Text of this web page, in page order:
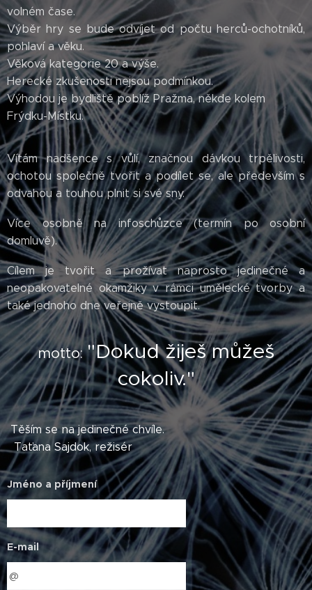
volném čase.
Výběr hry se bude odvíjet od počtu herců-ochotníků,
pohlaví a věku.
Věková kategorie 20 a výše.
Herecké zkušenosti nejsou podmínkou.
Výhodou je bydliště poblíž Pražma, někde kolem
Frýdku-Místku.
Vítám nadšence s vůlí, značnou dávkou trpělivosti,
ochotou společně tvořit a podílet se, ale především s
odvahou a touhou plnit si své sny.
Více osobně na infoschůzce (termín po osobní
domluvě).
Cílem je tvořit a prožívat naprosto jedinečné a
neopakovatelné okamžiky v rámci umělecké tvorby a
také jednoho dne veřejně vystoupit.
motto: "Dokud žiješ můžeš
cokoliv."
Těším se na jedinečné chvíle.
Taťana Sajdok, režisér
Jméno a příjmení
E-mail